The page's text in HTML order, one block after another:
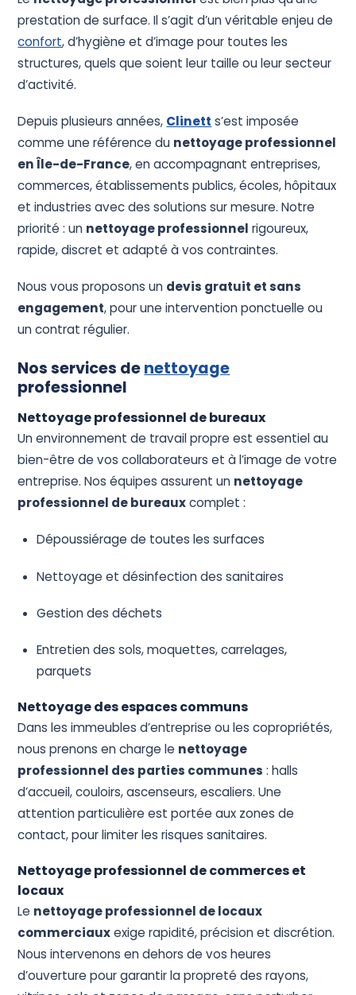
Devis Gratuit
prestation de surface. Il s’agit d’un véritable enjeu de
confort, d’hygiène et d’image pour toutes les
structures, quels que soient leur taille ou leur secteur
d’activité.
Depuis plusieurs années, Clinett s’est imposée
comme une référence du nettoyage professionnel
en Île-de-France, en accompagnant entreprises,
commerces, établissements publics, écoles, hôpitaux
et industries avec des solutions sur mesure. Notre
priorité : un nettoyage professionnel rigoureux,
rapide, discret et adapté à vos contraintes.
Nous vous proposons un devis gratuit et sans
engagement, pour une intervention ponctuelle ou
un contrat régulier.
Nos services denettoyage
professionnel
Nettoyage professionnel de bureaux
Un environnement de travail propre est essentiel au
bien-être de vos collaborateurs et à l’image de votre
entreprise. Nos équipes assurent un nettoyage
professionnel de bureauxcomplet :
Dépoussiérage de toutes les surfaces
Nettoyage et désinfection des sanitaires
Gestion des déchets
Entretien des sols, moquettes, carrelages,
parquets
Nettoyage des espaces communs
Dans les immeubles d’entreprise ou les copropriétés,
nous prenons en charge le nettoyage
professionnel des parties communes : halls
d’accueil, couloirs, ascenseurs, escaliers. Une
attention particulière est portée aux zones de
contact, pour limiter les risques sanitaires.
Nettoyage professionnel de commerces et
locaux
Le nettoyage professionnel de locaux
commerciauxexige rapidité, précision et discrétion.
Nous intervenons en dehors de vos heures
d’ouverture pour garantir la propreté des rayons,